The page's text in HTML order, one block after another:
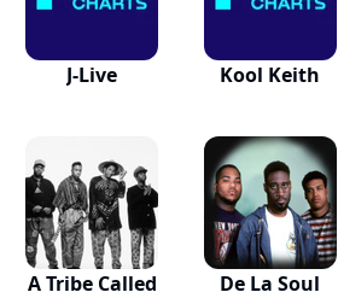
J-Live Kool Keith
A Tribe Called
De La Soul